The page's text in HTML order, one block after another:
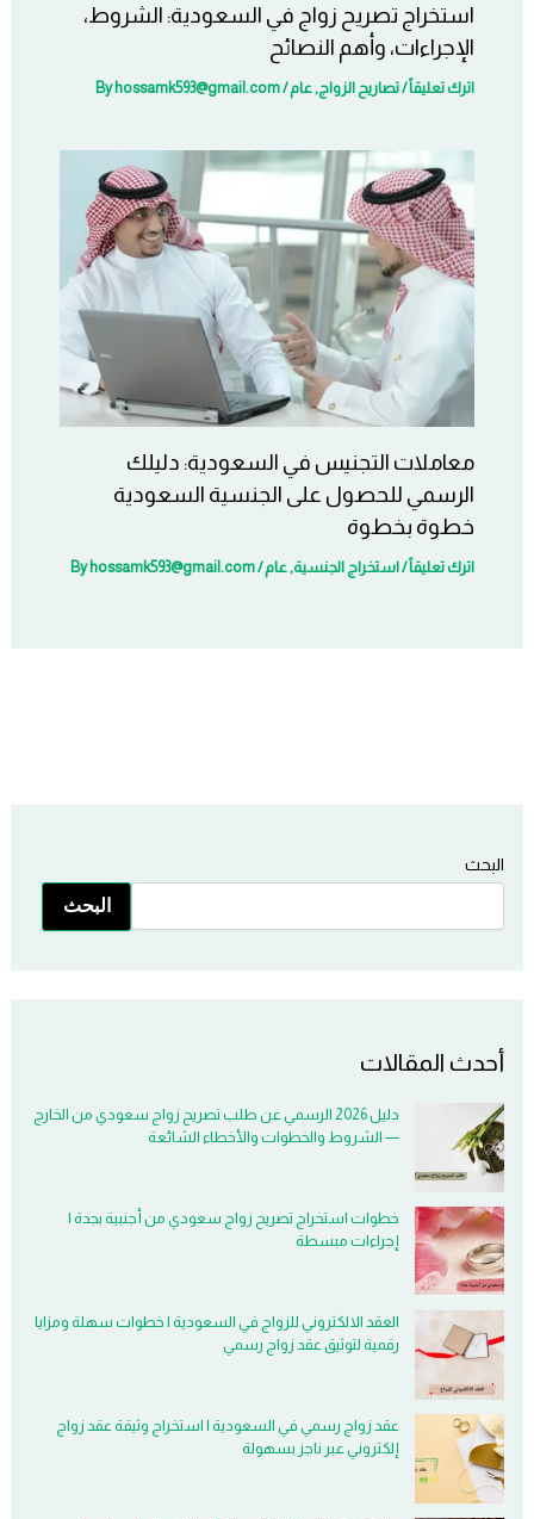
استخراج تصريح زواج في السعودية: الشروط،
الإجراءات، وأهم النصائح
اترك تعليقاً/تصاريح الزواج,عام/ By
hossamk593@gmail.com
معاملات التجنيس في السعودية: دليلك
الرسمي للحصول على الجنسية السعودية
خطوة بخطوة
اترك تعليقاً/استخراج الجنسية,عام/ By
hossamk593@gmail.com
البحث
البحث
أحدث المقالات
دليل 2026 الرسمي عن طلب تصريح زواج سعودي من الخارج
— الشروط والخطوات والأخطاء الشائعة
خطوات استخراج تصريح زواج سعودي من أجنبية بجدة |
إجراءات مبسطة
العقد الالكتروني للزواج في السعودية | خطوات سهلة ومزايا
رقمية لتوثيق عقد زواج رسمي
عقد زواج رسمي في السعودية | استخراج وثيقة عقد زواج
إلكتروني عبر ناجز بسهولة